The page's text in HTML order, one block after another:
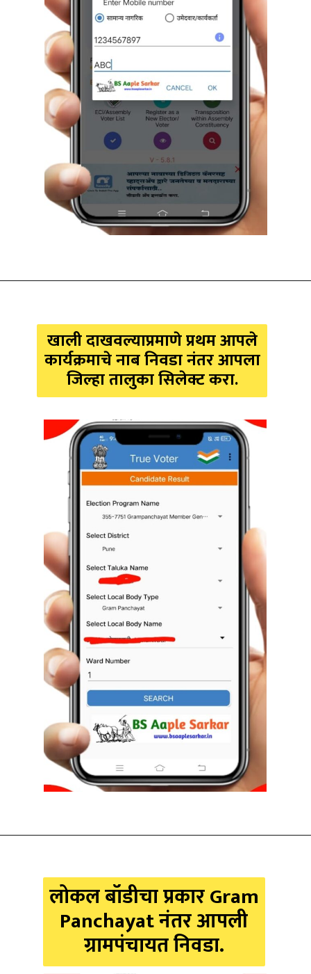
खाली दाखवल्याप्रमाणे प्रथम आपले
कार्यक्रमाचे नाब निवडा नंतर आपला
जिल्हा तालुका सिलेक्ट करा.
लोकल बॉडीचा प्रकार Gram
Panchayat नंतर आपली
ग्रामपंचायत निवडा.